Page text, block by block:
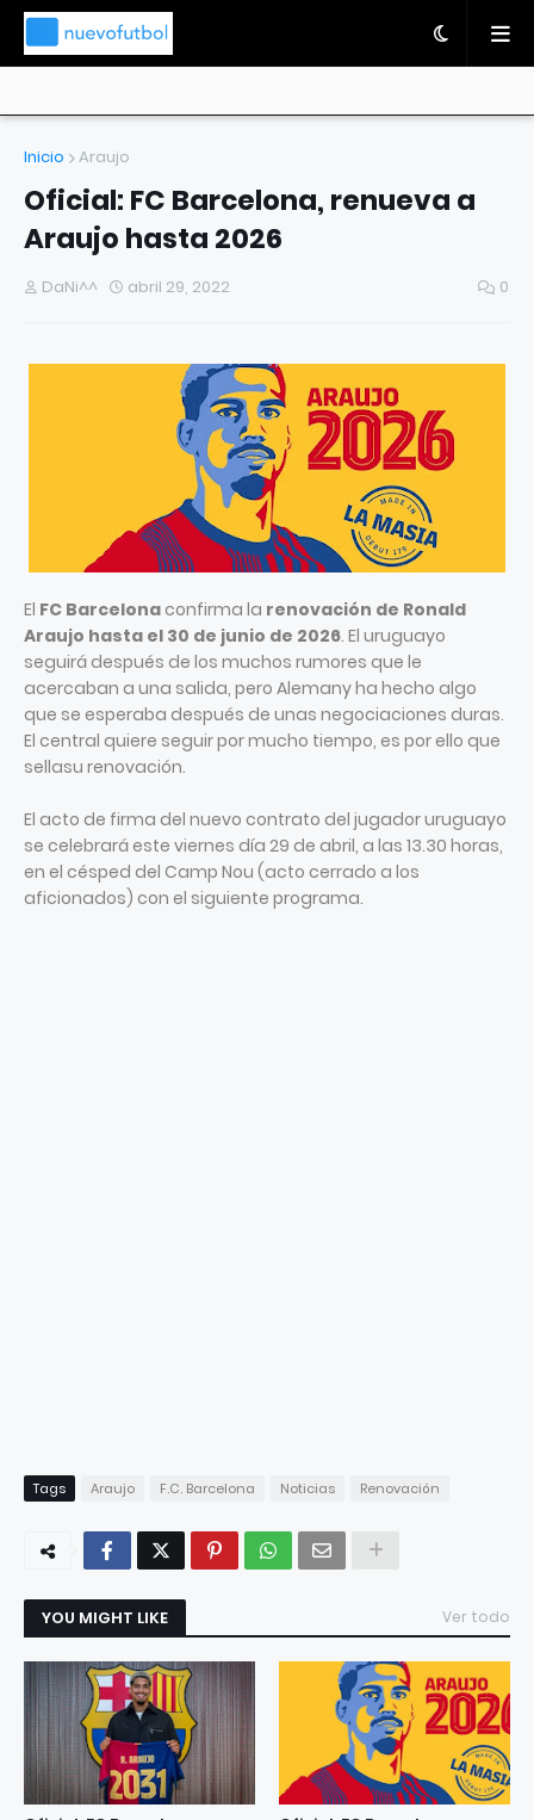
Inicio Araujo
Oficial: FC Barcelona, renueva a
Araujo hasta 2026
DaNi^^ abril 29, 2022 0
El FC Barcelona confirma la renovación de Ronald
Araujo hasta el 30 de junio de 2026. El uruguayo
seguirá después de los muchos rumores que le
acercaban a una salida, pero Alemany ha hecho algo
que se esperaba después de unas negociaciones duras.
El central quiere seguir por mucho tiempo, es por ello que
sellasu renovación.
El acto de firma del nuevo contrato del jugador uruguayo
se celebrará este viernes día 29 de abril, a las 13.30 horas,
en el césped del Camp Nou (acto cerrado a los
aficionados) con el siguiente programa.
Tags Araujo F.C. Barcelona Noticias Renovación
YOU MIGHT LIKE Ver todo